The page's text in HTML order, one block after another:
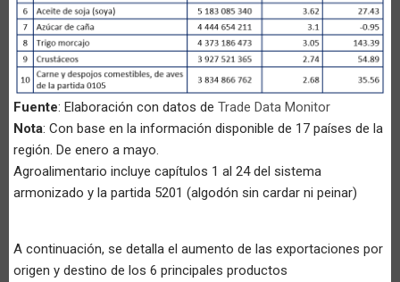
Fuente: Elaboración con datos de Trade Data Monitor
Nota: Con base en la información disponible de 17 países de la
región. De enero a mayo.
Agroalimentario incluye capítulos 1 al 24 del sistema
armonizado y la partida 5201 (algodón sin cardar ni peinar)
A continuación, se detalla el aumento de las exportaciones por
origen y destino de los 6 principales productos